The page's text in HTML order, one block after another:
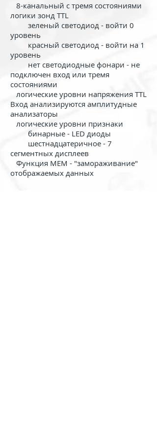
8-канальный с тремя состояниями
логики зонд TTL
зеленый светодиод - войти 0
уровень
красный светодиод - войти на 1
уровень
нет светодиодные фонари - не
подключен вход или тремя
состояниями
логические уровни напряжения TTL
Вход анализируются амплитудные
анализаторы
логические уровни признаки
бинарные - LED диоды
шестнадцатеричное - 7
сегментных дисплеев
Функция MEM - "замораживание"
отображаемых данных